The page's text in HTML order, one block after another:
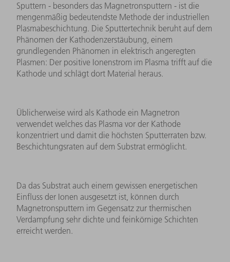
Sputtern - besonders das Magnetronsputtern - ist die
mengenmäßig bedeutendste Methode der industriellen
Plasmabeschichtung. Die Sputtertechnik beruht auf dem
Phänomen der Kathodenzerstäubung, einem
grundlegenden Phänomen in elektrisch angeregten
Plasmen: Der positive Ionenstrom im Plasma trifft auf die
Kathode und schlägt dort Material heraus.
Üblicherweise wird als Kathode ein Magnetron
verwendet welches das Plasma vor der Kathode
konzentriert und damit die höchsten Sputterraten bzw.
Beschichtungsraten auf dem Substrat ermöglicht.
Da das Substrat auch einem gewissen energetischen
Einfluss der Ionen ausgesetzt ist, können durch
Magnetronsputtern im Gegensatz zur thermischen
Verdampfung sehr dichte und feinkörnige Schichten
erreicht werden.